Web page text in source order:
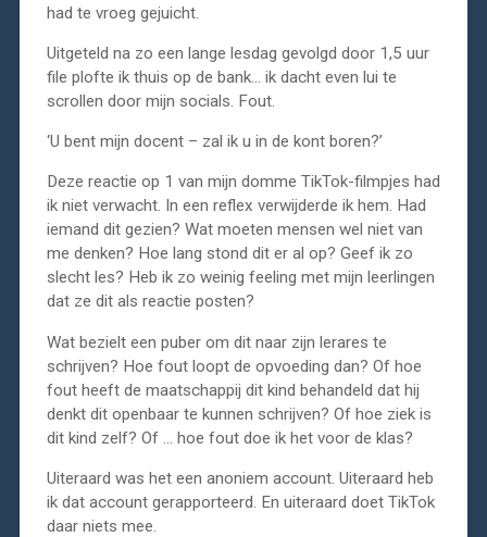
had te vroeg gejuicht.
Uitgeteld na zo een lange lesdag gevolgd door 1,5 uur
file plofte ik thuis op de bank… ik dacht even lui te
scrollen door mijn socials. Fout.
‘U bent mijn docent – zal ik u in de kont boren?’
Deze reactie op 1 van mijn domme TikTok-filmpjes had
ik niet verwacht. In een reflex verwijderde ik hem. Had
iemand dit gezien? Wat moeten mensen wel niet van
me denken? Hoe lang stond dit er al op? Geef ik zo
slecht les? Heb ik zo weinig feeling met mijn leerlingen
dat ze dit als reactie posten?
Wat bezielt een puber om dit naar zijn lerares te
schrijven? Hoe fout loopt de opvoeding dan? Of hoe
fout heeft de maatschappij dit kind behandeld dat hij
denkt dit openbaar te kunnen schrijven? Of hoe ziek is
dit kind zelf? Of … hoe fout doe ik het voor de klas?
Uiteraard was het een anoniem account. Uiteraard heb
ik dat account gerapporteerd. En uiteraard doet TikTok
daar niets mee.